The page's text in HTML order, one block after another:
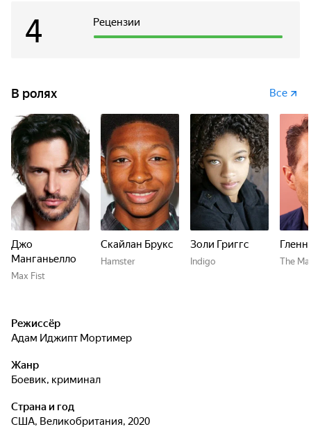
Рецензии
4
В ролях Все
Джо
Манганьелло
Max Fist
Скайлан Брукс
Hamster
Золи Григгс
Indigo The
Режиссёр
Адам Иджипт Мортимер
Жанр
боевик, криминал
Страна и год
США, Великобритания, 2020